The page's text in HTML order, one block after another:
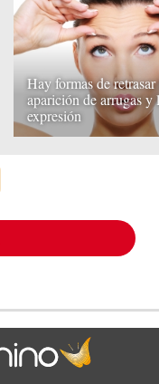
Hay formas de retrasar
aparición de arrugas y
expresión